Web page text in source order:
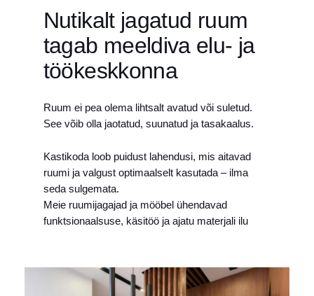
Nutikalt jagatud ruum
tagab meeldiva elu- ja
töökeskkonna
Ruum ei pea olema lihtsalt avatud või suletud.
See võib olla jaotatud, suunatud ja tasakaalus.
Kastikoda loob puidust lahendusi, mis aitavad
ruumi ja valgust optimaalselt kasutada – ilma
seda sulgemata.
Meie ruumijagajad ja mööbel ühendavad
funktsionaalsuse, käsitöö ja ajatu materjali ilu